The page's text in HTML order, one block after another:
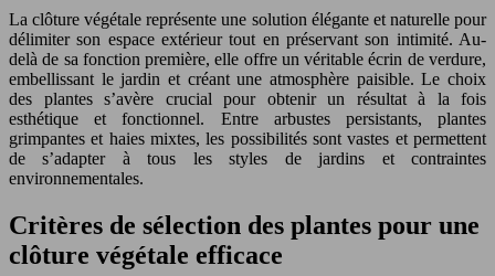
La clôture végétale représente une solution élégante et naturelle pour
délimiter son espace extérieur tout en préservant son intimité. Au-
delà de sa fonction première, elle offre un véritable écrin de verdure,
embellissant le jardin et créant une atmosphère paisible. Le choix
des plantes s’avère crucial pour obtenir un résultat à la fois
esthétique et fonctionnel. Entre arbustes persistants, plantes
grimpantes et haies mixtes, les possibilités sont vastes et permettent
de s’adapter à tous les styles de jardins et contraintes
environnementales.
Critères de sélection des plantes pour une
clôture végétale efficace